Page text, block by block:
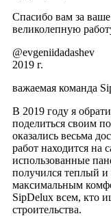
Спасибо вам за
великолепную
@evgeniidadashev
2019 г.
важаемая команда
В 2019 году я
поделиться своим
оказались весьма
работ находится на
использованные
получился теплый
максимальным
SipDelux всем, кто
строительства.